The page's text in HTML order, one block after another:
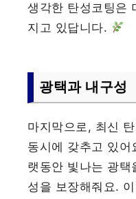
생각한 탄성코팅은
지고 있답니다.
광택과 내구성
마지막으로, 최신
동시에 갖추고 있
랫동안 빛나는 광
성을 보장해줘요.